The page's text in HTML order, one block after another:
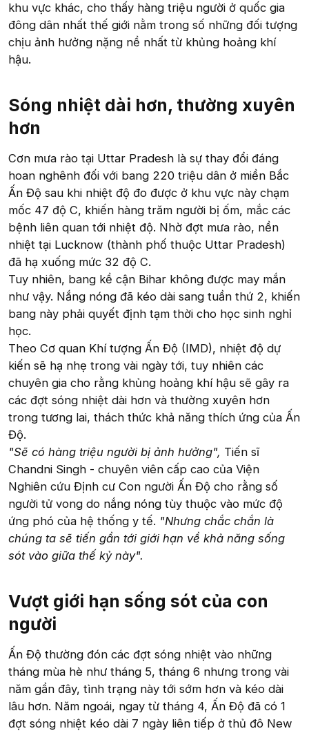
khu vực khác, cho thấy hàng triệu người ở quốc gia
đông dân nhất thế giới nằm trong số những đối tượng
chịu ảnh hưởng nặng nề nhất từ khủng hoảng khí
hậu.
Sóng nhiệt dài hơn, thường xuyên
hơn​
Cơn mưa rào tại Uttar Pradesh là sự thay đổi đáng
hoan nghênh đối với bang 220 triệu dân ở miền Bắc
Ấn Độ sau khi nhiệt độ đo được ở khu vực này chạm
mốc 47 độ C, khiến hàng trăm người bị ốm, mắc các
bệnh liên quan tới nhiệt độ. Nhờ đợt mưa rào, nền
nhiệt tại Lucknow (thành phố thuộc Uttar Pradesh)
đã hạ xuống mức 32 độ C.
Tuy nhiên, bang kề cận Bihar không được may mắn
như vậy. Nắng nóng đã kéo dài sang tuần thứ 2, khiến
bang này phải quyết định tạm thời cho học sinh nghỉ
học.
Theo Cơ quan Khí tượng Ấn Độ (IMD), nhiệt độ dự
kiến sẽ hạ nhẹ trong vài ngày tới, tuy nhiên các
chuyên gia cho rằng khủng hoảng khí hậu sẽ gây ra
các đợt sóng nhiệt dài hơn và thường xuyên hơn
trong tương lai, thách thức khả năng thích ứng của Ấn
Độ.
"Sẽ có hàng triệu người bị ảnh hưởng", Tiến sĩ
Chandni Singh - chuyên viên cấp cao của Viện
Nghiên cứu Định cư Con người Ấn Độ cho rằng số
người tử vong do nắng nóng tùy thuộc vào mức độ
ứng phó của hệ thống y tế. "Nhưng chắc chắn là
chúng ta sẽ tiến gần tới giới hạn về khả năng sống
sót vào giữa thế kỷ này".
Vượt giới hạn sống sót của con
người​
Ấn Độ thường đón các đợt sóng nhiệt vào những
tháng mùa hè như tháng 5, tháng 6 nhưng trong vài
năm gần đây, tình trạng này tới sớm hơn và kéo dài
lâu hơn. Năm ngoái, ngay từ tháng 4, Ấn Độ đã có 1
đợt sóng nhiệt kéo dài 7 ngày liên tiếp ở thủ đô New